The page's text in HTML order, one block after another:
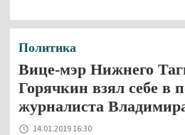
Политика
Вице-мэр Нижнего
Горячкин взял себе в
журналиста
14.01.2019 16:30